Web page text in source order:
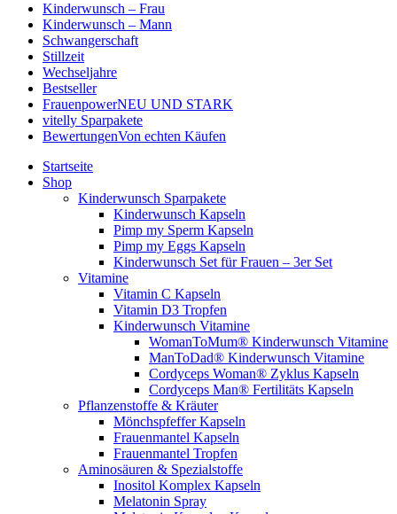
Kinderwunsch – Frau
Kinderwunsch – Mann
Schwangerschaft
Stillzeit
Wechseljahre
Bestseller
FrauenpowerNEU UND STARK
vitelly Sparpakete
BewertungenVon echten Käufen
Startseite
Shop
Kinderwunsch Sparpakete
Kinderwunsch Kapseln
Pimp my Sperm Kapseln
Pimp my Eggs Kapseln
Kinderwunsch Set für Frauen – 3er Set
Vitamine
Vitamin C Kapseln
Vitamin D3 Tropfen
Kinderwunsch Vitamine
WomanToMum® Kinderwunsch Vitamine
ManToDad® Kinderwunsch Vitamine
Cordyceps Woman® Zyklus Kapseln
Cordyceps Man® Fertilitäts Kapseln
Pflanzenstoffe & Kräuter
Mönchspfeffer Kapseln
Frauenmantel Kapseln
Frauenmantel Tropfen
Aminosäuren & Spezialstoffe
Inositol Komplex Kapseln
Melatonin Spray